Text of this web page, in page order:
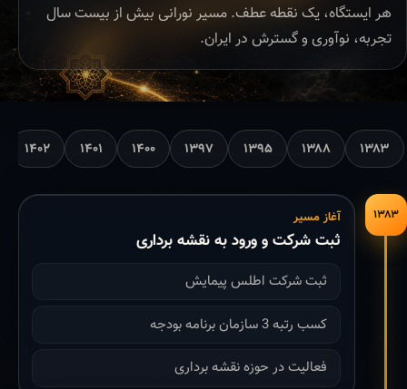
هر ایستگاه، یک نقطه عطف. مسیر نورانی بیش از بیست سال
تجربه، نوآوری و گسترش در ایران.
۱۳۸۳ ۱۳۸۸ ۱۳۹۵ ۱۳۹۷ ۱۴۰۰ ۱۴۰۱ ۱۴۰۲
۱۳۸۳ آغاز مسیر
ثبت شرکت و ورود به نقشه برداری
ثبت شرکت اطلس پیمایش
کسب رتبه 3 سازمان برنامه بودجه
فعالیت در حوزه نقشه برداری